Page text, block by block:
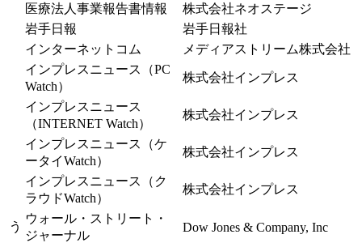
医療法人事業報告書情報
株式会社ネオステージ
岩手日報
岩手日報社
インターネットコム
メディアストリーム株式会社
インプレスニュース（PC
Watch）
株式会社インプレス
インプレスニュース
（INTERNET Watch）
株式会社インプレス
インプレスニュース（ケ
ータイWatch）
株式会社インプレス
インプレスニュース（ク
ラウドWatch）
株式会社インプレス
う
ウォール・ストリート・
ジャーナル
Dow Jones & Company, Inc